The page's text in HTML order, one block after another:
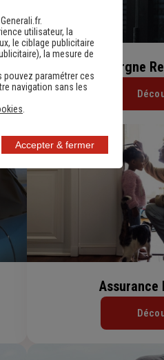
Epargne
Assurance
utilisateur, la
le ciblage publicitaire
), la mesure de
pouvez paramétrer ces
navigation sans les
Accepter & fermer